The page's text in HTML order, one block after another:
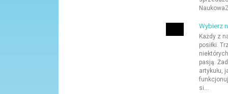
Wybierz
Każdy z
posiłki.
pasją.
artykułu,
si...